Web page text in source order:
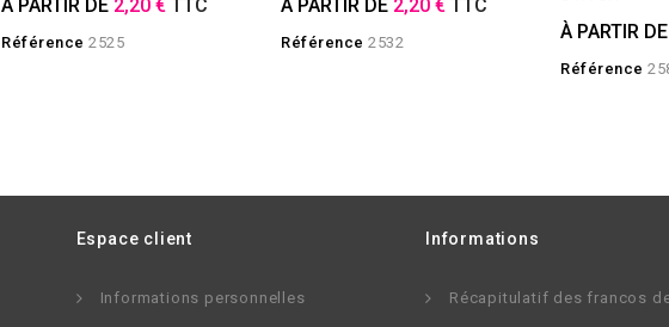
À PARTIR DE 2,20 € TTC
Référence 2525
À PARTIR DE 2,20 € TTC
Référence 2532 À PARTIR
Référence
Espace client
Informations personnelles
Informations
Récapitulatif des francos